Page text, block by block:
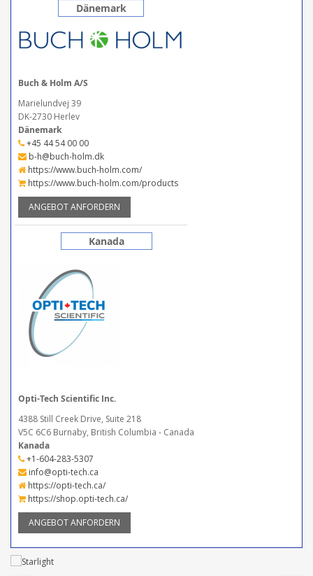
Dänemark
Buch & Holm A/S
Marielundvej 39
DK-2730 Herlev
Dänemark
+45 44 54 00 00
b-h@buch-holm.dk
https://www.buch-holm.com/
https://www.buch-holm.com/products
ANGEBOT ANFORDERN
Kanada
Opti-Tech Scientific Inc.
4388 Still Creek Drive, Suite 218
V5C 6C6 Burnaby, British Columbia - Canada
Kanada
+1-604-283-5307
info@opti-tech.ca
https://opti-tech.ca/
https://shop.opti-tech.ca/
ANGEBOT ANFORDERN